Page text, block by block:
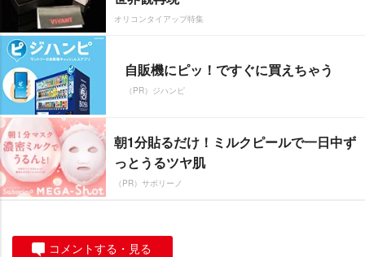
オリコンタイアップ特集
自販機にピッ！ですぐに買えちゃう
（PR）ジハンピ
朝1分貼るだけ！ミルクピールで一日中ず
っとうるツヤ肌
（PR）サボリーノ
コメントする・見る